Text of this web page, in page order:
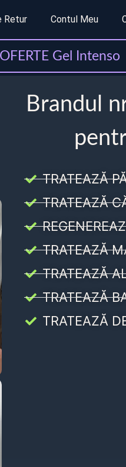
Retur Contul Meu
OFERTE Gel Intenso
Brandul
TRATEAZĂ
TRATEAZĂ
TRATEAZĂ
TRATEAZĂ
TRATEAZĂ
TRATEAZĂ